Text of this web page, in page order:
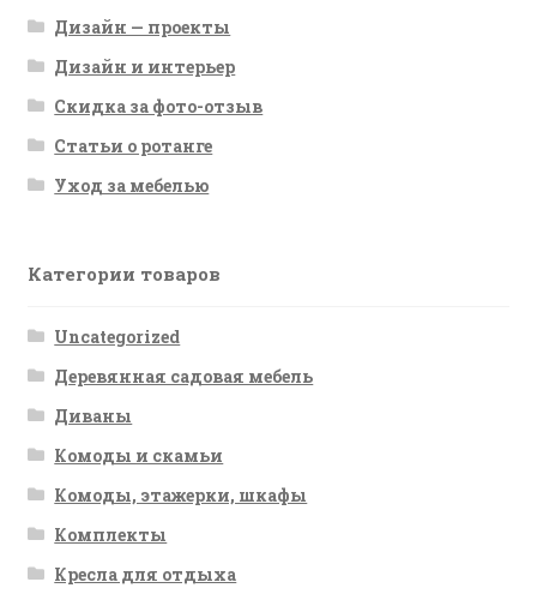
Дизайн — проекты
Дизайн и интерьер
Скидка за фото-отзыв
Статьи о ротанге
Уход за мебелью
Категории товаров
Uncategorized
Деревянная садовая мебель
Диваны
Комоды и скамьи
Комоды, этажерки, шкафы
Комплекты
Кресла для отдыха